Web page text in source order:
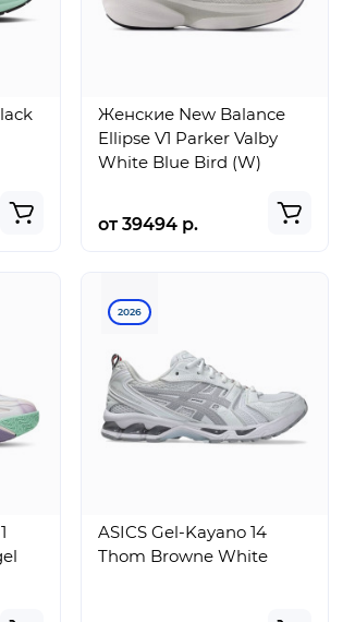
Женские New Balance
Ellipse V1 Parker Valby
White Blue Bird (W)
от 39494 р.
2026
ASICS Gel-Kayano 14
Thom Browne White